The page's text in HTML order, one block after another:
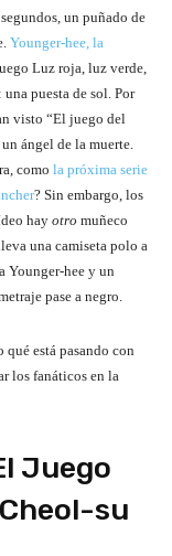
un puñado de
Younger-hee, la
Luz roja, luz verde,
puesta de sol. Por
visto “El juego del
ángel de la muerte.
como la próxima serie
? Sin embargo, los
hay otro muñeco
una camiseta polo a
Younger-hee y un
pase a negro.
está pasando con
los fanáticos en la
Juego
su